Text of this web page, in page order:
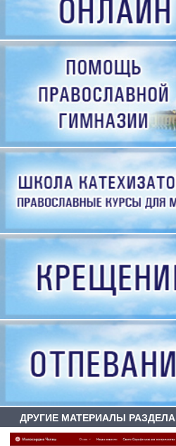
ДРУГИЕ МАТЕРИАЛЫ РАЗДЕЛА